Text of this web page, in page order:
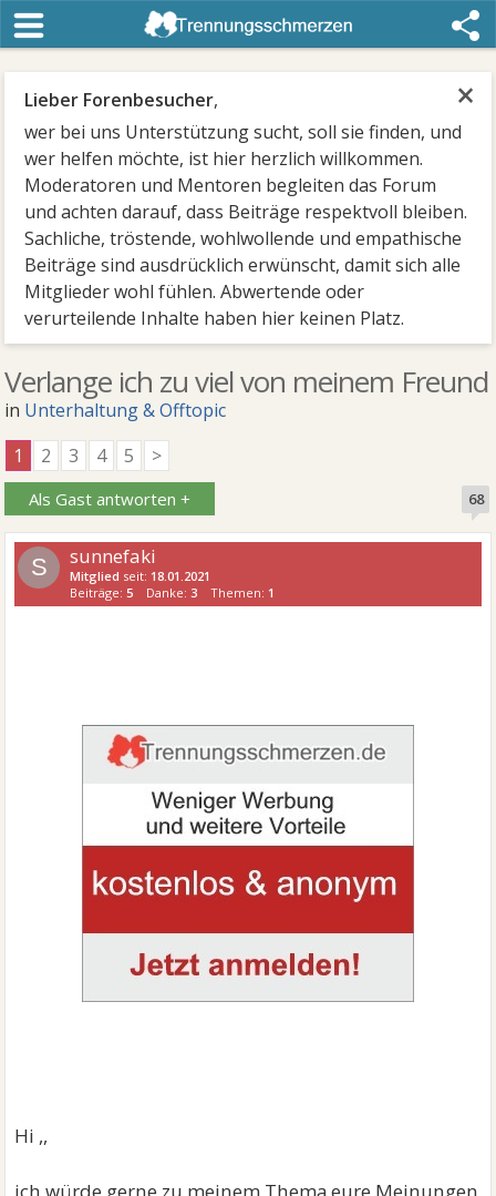
×
Lieber Forenbesucher,
wer bei uns Unterstützung sucht, soll sie finden, und
wer helfen möchte, ist hier herzlich willkommen.
Moderatoren und Mentoren begleiten das Forum
und achten darauf, dass Beiträge respektvoll bleiben.
Sachliche, tröstende, wohlwollende und empathische
Beiträge sind ausdrücklich erwünscht, damit sich alle
Mitglieder wohl fühlen. Abwertende oder
verurteilende Inhalte haben hier keinen Platz.
Verlange ich zu viel von meinem Freund
in Unterhaltung & Offtopic
1
2 3 4 5 >
Als Gast antworten + 68
S sunnefaki
Mitglied seit: 18.01.2021
Beiträge:5 Danke:3 Themen: 1
Hi ,,